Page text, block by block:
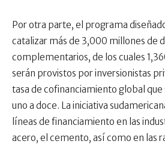
Por otra parte, el programa
catalizar más de 3,000 millones de
complementarios, de los cuales
serán provistos por inversionistas
tasa de cofinanciamiento global que
uno a doce. La iniciativa
líneas de financiamiento en las
acero, el cemento, así como en las